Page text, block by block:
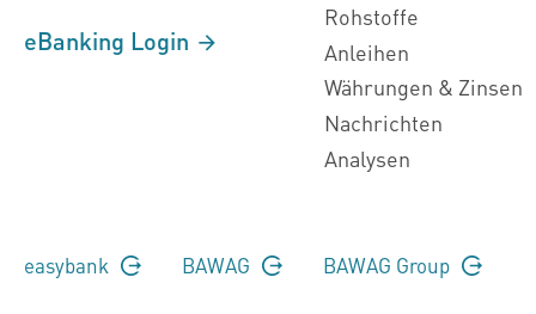
eBanking Login
Rohstoffe
Anleihen
Währungen & Zinsen
Nachrichten
Analysen
easybank BAWAG BAWAG Group